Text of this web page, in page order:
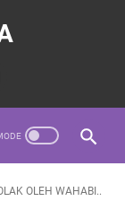
OLEH WAHABI..